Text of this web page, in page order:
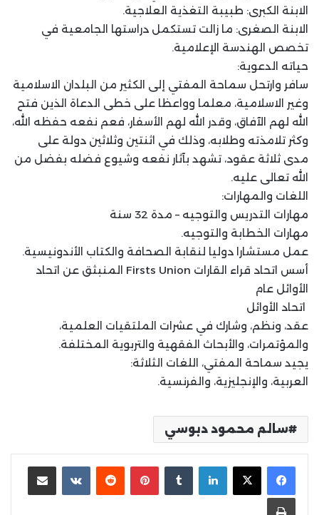
الابنة الكبرى: طبيبة التغذية العلاجية.
الابنة الصغرى: ما زالت تستكمل دراستها الجامعية في
تخصص الهندسة الإعلامية.
حياته الدعوية:
سافر وارتحل سماحة المفتي إلى الكثير من البلدان الاسلامية
وغير الاسلامية، معلما وواعظا على خطى الدعاة الذين فتح
الله لهم الآفاق، وقدر الله لهم الأسفار، فعم نفعه حفظه الله،
وكثر تلامذته وطلابه، وذلك في اثنتين وثلاثين دولة على
مدى ثلاثة عقود، تشهد بآثار نفعه وشيوع فضله بفضل من
الله تعالى عليه.
اللغات والمهارات:
مهارات التدريس والتوجيه – مدة 32 سنة
مهارات الخطابة والتوجيه.
عمل مستشارا دوليا لنقابة الصحافة والكتاب الأندونيسية.
أسس اتحاد قراء القارات Firsts Union‏ المنبثق عن اتحاد
الأوائل عام
‏ اتحاد الأوائل
عقد، ونظم، وشارك في عشرات الملتقيات العلمية،
والمؤتمرات، والأبحاث الفقهية والتربوية المختلفة.
يجيد سماحة المفتي، اللغات الثلاثة:
العربية، والإنجليزية، والفرنسية.
سالم محمود دبوسي
لينكدإن بينتيريست مشاركة عبر البريد
طباعة